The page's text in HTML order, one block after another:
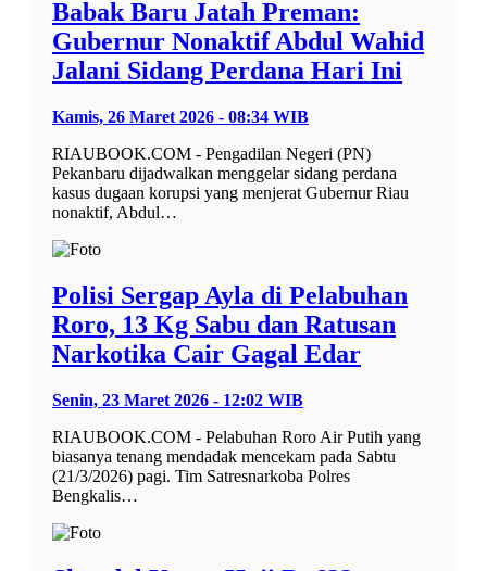
Babak Baru Jatah Preman:
Gubernur Nonaktif Abdul Wahid
Jalani Sidang Perdana Hari Ini
Kamis, 26 Maret 2026 - 08:34 WIB
RIAUBOOK.COM - Pengadilan Negeri (PN)
Pekanbaru dijadwalkan menggelar sidang perdana
kasus dugaan korupsi yang menjerat Gubernur Riau
nonaktif, Abdul…
Polisi Sergap Ayla di Pelabuhan
Roro, 13 Kg Sabu dan Ratusan
Narkotika Cair Gagal Edar
Senin, 23 Maret 2026 - 12:02 WIB
RIAUBOOK.COM - Pelabuhan Roro Air Putih yang
biasanya tenang mendadak mencekam pada Sabtu
(21/3/2026) pagi. Tim Satresnarkoba Polres
Bengkalis…